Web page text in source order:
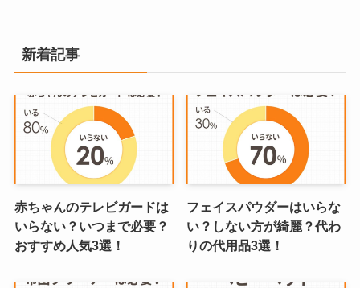
新着記事
赤ちゃんのテレビガードは
いらない？いつまで必要？
おすすめ人気3選！
フェイスパウダーはいらな
い？しない方が綺麗？代わ
りの代用品3選！